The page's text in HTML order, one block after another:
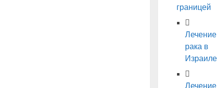
границей
Лечение
рака в
Израиле
Лечение